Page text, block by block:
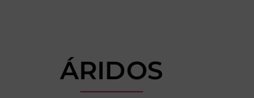
ÁRIDOS